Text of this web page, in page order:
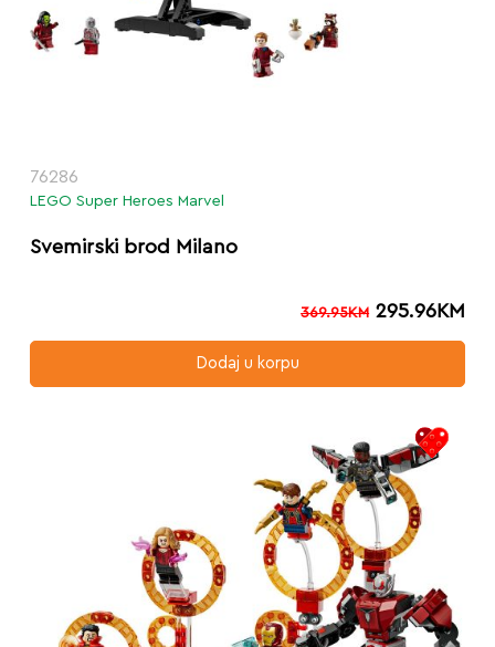
76286
LEGO Super Heroes Marvel
Svemirski brod Milano
369.95KM 295.96KM
Dodaj u korpu